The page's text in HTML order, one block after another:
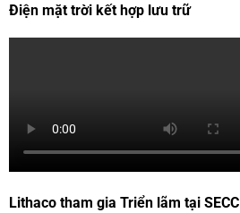
Điện mặt trời kết hợp lưu trữ
Lithaco tham gia Triển lãm tại SECC